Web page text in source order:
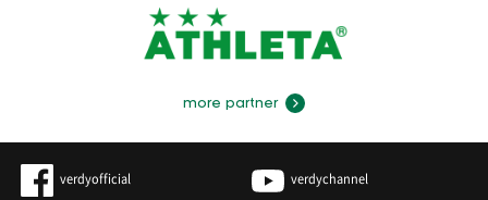
more partner
verdyofficial verdychannel